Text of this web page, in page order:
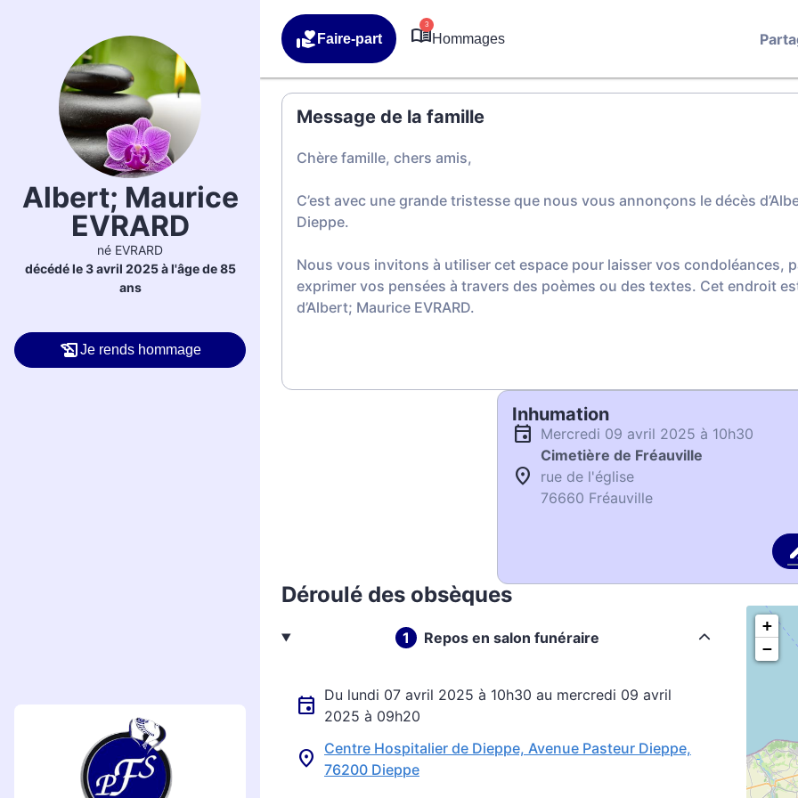
Albert; Maurice
EVRARD
né EVRARD
décédé le 3 avril 2025 à l'âge de 85
ans
Je rends hommage
Faire-part
3
Hommages
Message de la famille
Chère famille, chers amis,
C’est avec une grande tristesse que nous vous annonçons le décès
Dieppe.
Nous vous invitons à utiliser cet espace pour laisser vos condoléances,
exprimer vos pensées à travers des poèmes ou des textes. Cet endroit
d’Albert; Maurice EVRARD.
Inhumation
mercredi 09 avril 2025 à 10h30
Cimetière de Fréauville
rue de l'église
76660 Fréauville
Déroulé des obsèques
Repos en salon funéraire
Du lundi 07 avril 2025 à 10h30 au mercredi 09 avril
2025 à 09h20
Centre Hospitalier de Dieppe, Avenue Pasteur Dieppe,
76200 Dieppe
+
−